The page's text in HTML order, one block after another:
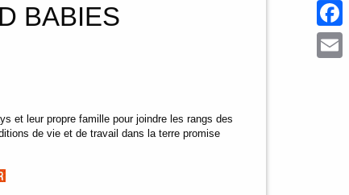
BABIES
et leur propre famille pour joindre les rangs des
de vie et de travail dans la terre promise